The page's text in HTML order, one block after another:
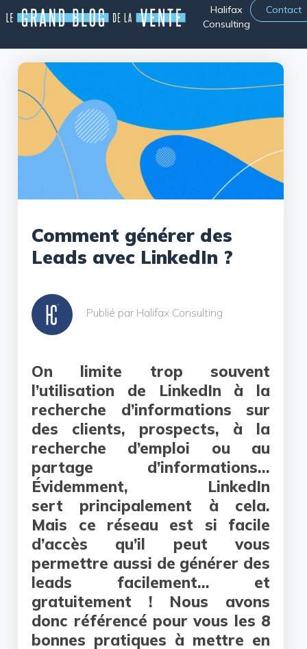
Halifax
Consulting
Contact
Comment générer des
Leads avec LinkedIn ?
Publié par Halifax Consulting
On limite trop souvent
l’utilisation de LinkedIn à la
recherche d’informations sur
des clients, prospects, à la
recherche d’emploi ou au
partage d’informations…
Évidemment, LinkedIn
sert principalement à cela.
Mais ce réseau est si facile
d’accès qu’il peut vous
permettre aussi de générer des
leads facilement… et
gratuitement ! Nous avons
donc référencé pour vous les 8
bonnes pratiques à mettre en